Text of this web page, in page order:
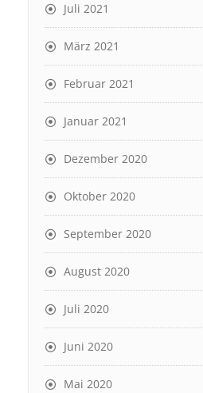
Juli 2021
März 2021
Februar 2021
Januar 2021
Dezember 2020
Oktober 2020
September 2020
August 2020
Juli 2020
Juni 2020
Mai 2020